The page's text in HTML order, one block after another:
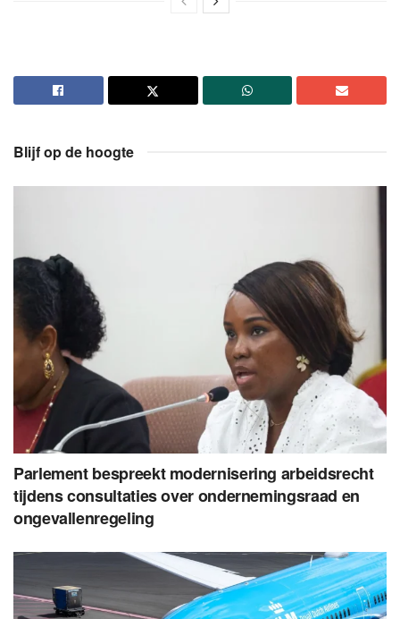
Blijf op de hoogte
Parlement bespreekt modernisering arbeidsrecht
tijdens consultaties over ondernemingsraad en
ongevallenregeling